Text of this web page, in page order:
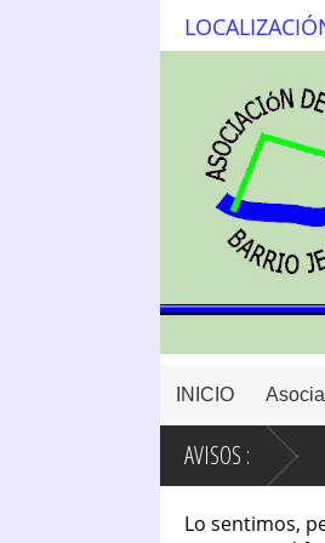
INICIO
AVISOS :
Lo sentimos,